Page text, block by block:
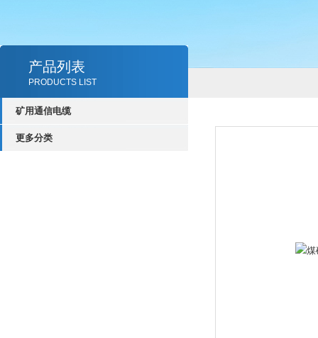
产品列表
PRODUCTS LIST
矿用通信电缆
更多分类